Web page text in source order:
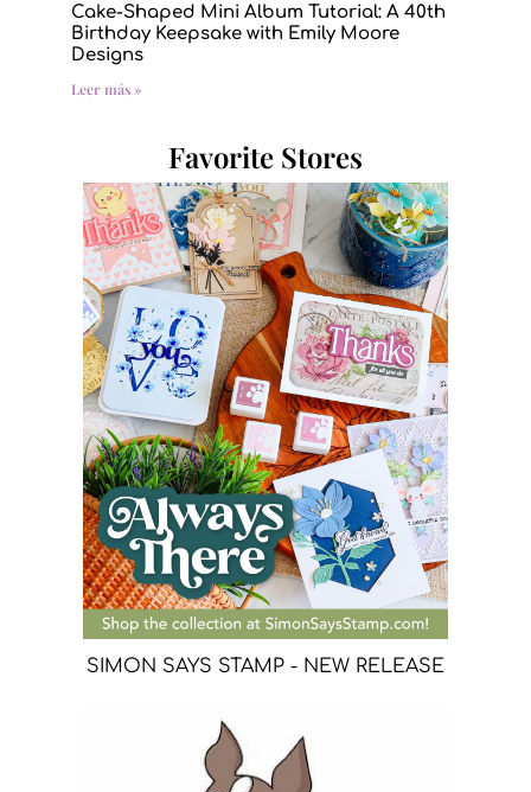
Cake-Shaped Mini Album Tutorial: A 40th
Birthday Keepsake with Emily Moore
Designs
Leer más »
Favorite Stores
SIMON SAYS STAMP - NEW RELEASE